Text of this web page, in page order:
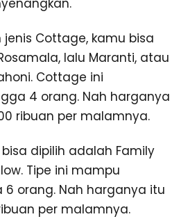
Cottage, kamu bisa
lalu Maranti, atau
Cottage ini
4 orang. Nah harganya
ribuan per malamnya.
dipilih adalah Family
Tipe ini mampu
orang. Nah harganya itu
per malamnya.